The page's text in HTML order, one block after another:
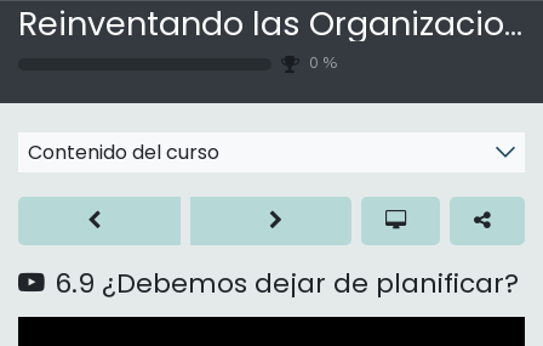
Reinventando las Organizaciones
0 %
Contenido del curso
6.9 ¿Debemos dejar de planificar?